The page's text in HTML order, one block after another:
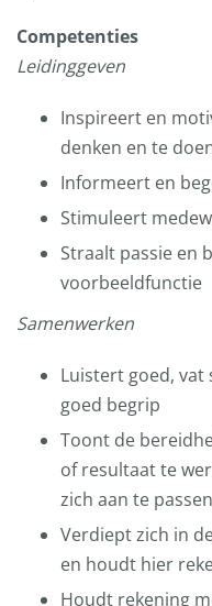
Competenties
Leidinggeven
Inspireert en
denken en te
Informeert en
Stimuleert
Straalt passie en
voorbeeldfunctie
Samenwerken
Luistert goed, vat
goed begrip
Toont de
of resultaat te
zich aan te passen
Verdiept zich in
en houdt hier
Houdt rekening